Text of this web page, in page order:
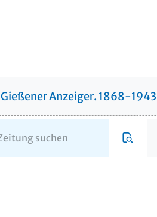
Gießener Anzeiger. 1868-1943